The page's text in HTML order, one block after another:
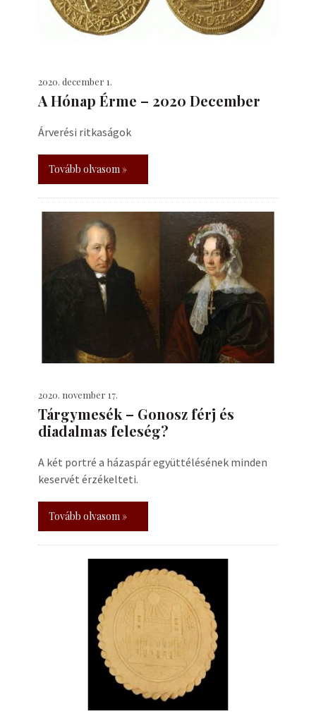
2020. december 1.
A Hónap Érme – 2020 December
Árverési ritkaságok
Tovább olvasom »
2020. november 17.
Tárgymesék – Gonosz férj és
diadalmas feleség?
A két portré a házaspár együttélésének minden
keservét érzékelteti.
Tovább olvasom »